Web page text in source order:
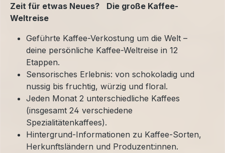
Zeit für etwas Neues? Die große Kaffee-
Weltreise
Geführte Kaffee-Verkostung um die Welt –
deine persönliche Kaffee-Weltreise in 12
Etappen.
Sensorisches Erlebnis: von schokoladig und
nussig bis fruchtig, würzig und floral.
Jeden Monat 2 unterschiedliche Kaffees
(insgesamt 24 verschiedene
Spezialitätenkaffees).
Hintergrund-Informationen zu Kaffee-Sorten,
Herkunftsländern und Produzent:innen.